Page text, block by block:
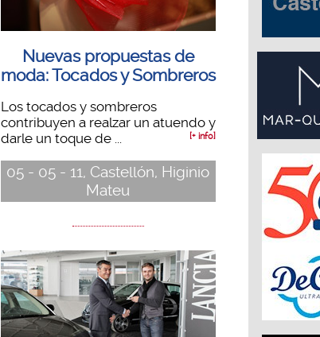
Nuevas propuestas de
moda: Tocados y Sombreros
Los tocados y sombreros
contribuyen a realzar un atuendo y
darle un toque de ...
[+ info]
05 - 05 - 11, Castellón, Higinio
Mateu